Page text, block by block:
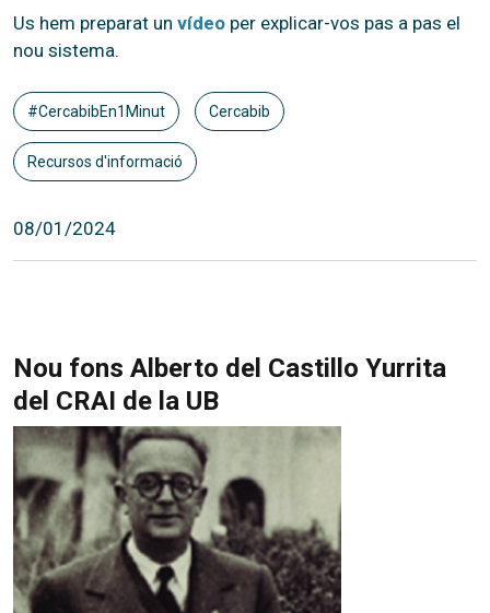
Us hem preparat un vídeo per explicar-vos pas a pas el
nou sistema.
#CercabibEn1Minut Cercabib
Recursos d'informació
08/01/2024
Nou fons Alberto del Castillo Yurrita
del CRAI de la UB